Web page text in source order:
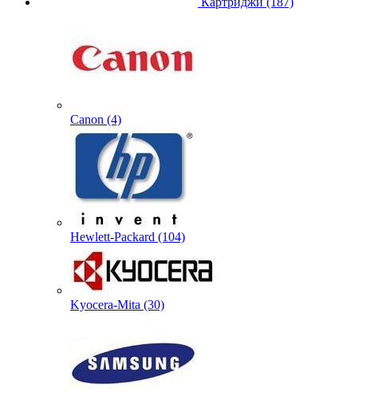
Canon (4)
Hewlett-Packard (104)
Kyocera-Mita (30)